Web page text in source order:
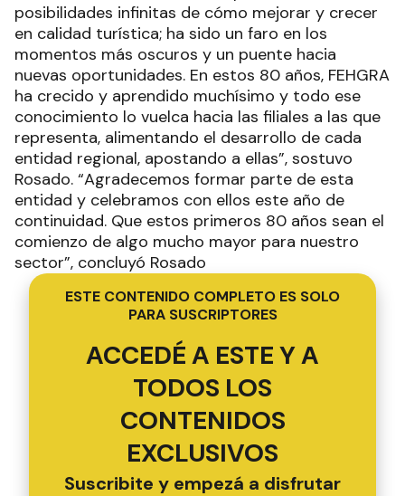
posibilidades infinitas de cómo mejorar y crecer
en calidad turística; ha sido un faro en los
momentos más oscuros y un puente hacia
nuevas oportunidades. En estos 80 años, FEHGRA
ha crecido y aprendido muchísimo y todo ese
conocimiento lo vuelca hacia las filiales a las que
representa, alimentando el desarrollo de cada
entidad regional, apostando a ellas”, sostuvo
Rosado. “Agradecemos formar parte de esta
entidad y celebramos con ellos este año de
continuidad. Que estos primeros 80 años sean el
comienzo de algo mucho mayor para nuestro
sector”, concluyó Rosado
ESTE CONTENIDO COMPLETO ES SOLO
PARA SUSCRIPTORES
ACCEDÉ A ESTE Y A
TODOS LOS
CONTENIDOS
EXCLUSIVOS
Suscribite y empezá a disfrutar